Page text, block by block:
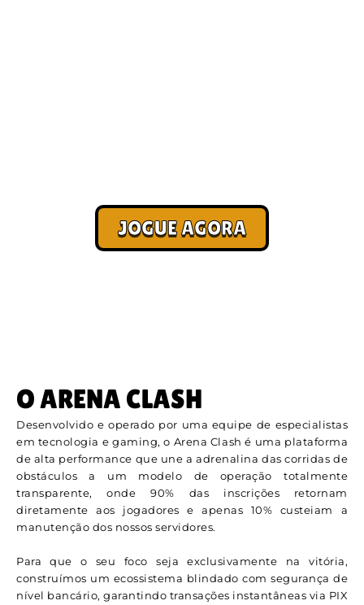
JOGUE AGORA
O ARENA CLASH
Desenvolvido e operado por uma equipe de especialistas
em tecnologia e gaming, o Arena Clash é uma plataforma
de alta performance que une a adrenalina das corridas de
obstáculos a um modelo de operação totalmente
transparente, onde 90% das inscrições retornam
diretamente aos jogadores e apenas 10% custeiam a
manutenção dos nossos servidores.
Para que o seu foco seja exclusivamente na vitória,
construímos um ecossistema blindado com segurança de
nível bancário, garantindo transações instantâneas via PIX